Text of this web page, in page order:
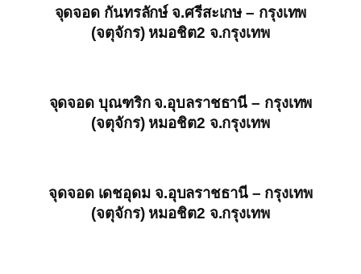
จุดจอด กันทรลักษ์ จ.ศรีสะเกษ – กรุงเทพ
(จตุจักร) หมอชิต2 จ.กรุงเทพ
จุดจอด บุณฑริก จ.อุบลราชธานี – กรุงเทพ
(จตุจักร) หมอชิต2 จ.กรุงเทพ
จุดจอด เดชอุดม จ.อุบลราชธานี – กรุงเทพ
(จตุจักร) หมอชิต2 จ.กรุงเทพ